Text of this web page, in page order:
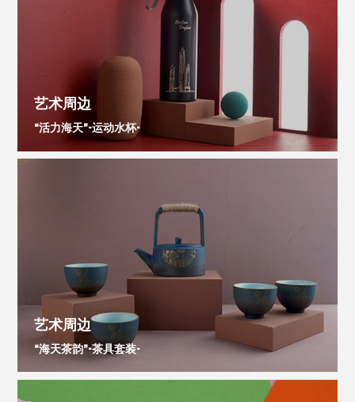
艺术周边
“活力海天”-运动水杯-
艺术周边
“海天茶韵”-茶具套装-